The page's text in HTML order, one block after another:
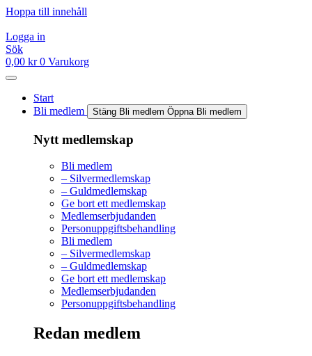
Hoppa till innehåll
Logga in
Sök
0,00 kr 0 Varukorg
Start
Bli medlem
Stäng Bli medlem Öppna Bli medlem
Nytt medlemskap
Bli medlem
– Silvermedlemskap
– Guldmedlemskap
Ge bort ett medlemskap
Medlemserbjudanden
Personuppgiftsbehandling
Bli medlem
– Silvermedlemskap
– Guldmedlemskap
Ge bort ett medlemskap
Medlemserbjudanden
Personuppgiftsbehandling
Redan medlem